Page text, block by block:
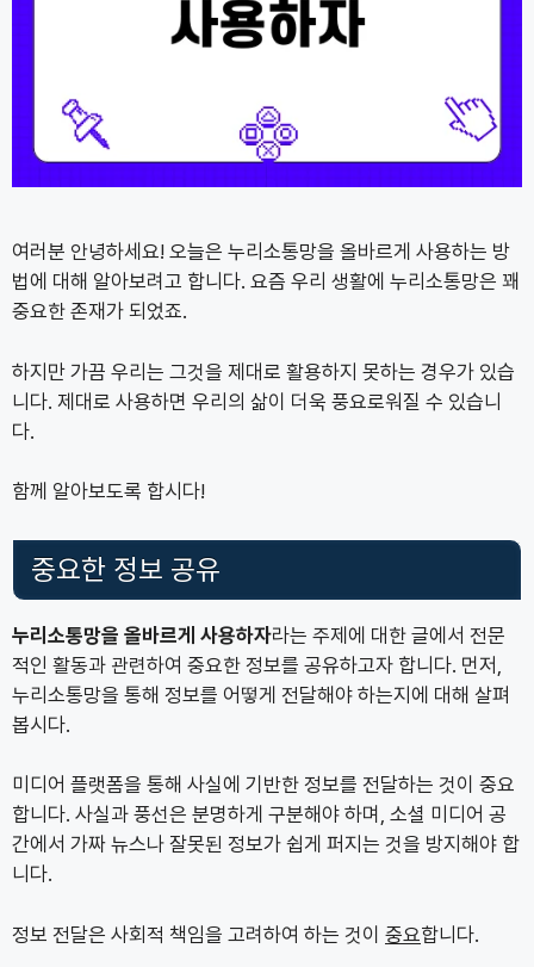
여러분 안녕하세요! 오늘은 누리소통망을 올바르게 사용하는 방
법에 대해 알아보려고 합니다. 요즘 우리 생활에 누리소통망은 꽤
중요한 존재가 되었죠.
하지만 가끔 우리는 그것을 제대로 활용하지 못하는 경우가 있습
니다. 제대로 사용하면 우리의 삶이 더욱 풍요로워질 수 있습니
다.
함께 알아보도록 합시다!
중요한 정보 공유
누리소통망을 올바르게 사용하자라는 주제에 대한 글에서 전문
적인 활동과 관련하여 중요한 정보를 공유하고자 합니다. 먼저,
누리소통망을 통해 정보를 어떻게 전달해야 하는지에 대해 살펴
봅시다.
미디어 플랫폼을 통해 사실에 기반한 정보를 전달하는 것이 중요
합니다. 사실과 풍선은 분명하게 구분해야 하며, 소셜 미디어 공
간에서 가짜 뉴스나 잘못된 정보가 쉽게 퍼지는 것을 방지해야 합
니다.
정보 전달은 사회적 책임을 고려하여 하는 것이 중요합니다.